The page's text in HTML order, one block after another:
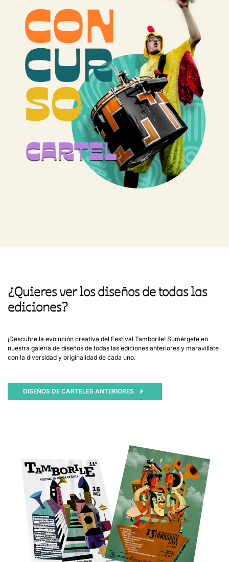
¿Quieres ver los diseños de todas las
ediciones?
¡Descubre la evolución creativa del Festival Tamborile! Sumérgete en
nuestra galería de diseños de todas las ediciones anteriores y maravíllate
con la diversidad y originalidad de cada uno.
DISEÑOS DE CARTELES ANTERIORES